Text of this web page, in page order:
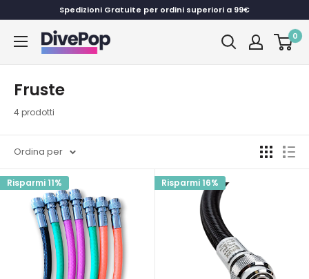
al
contenuto
Spedizioni Gratuite per ordini superiori a 99€
Dive
Pop
0
Fruste
4 prodotti
Ordina per
Risparmi 11% Risparmi 16%